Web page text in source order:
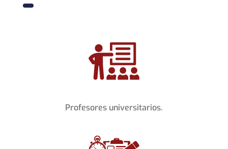
Profesores universitarios.